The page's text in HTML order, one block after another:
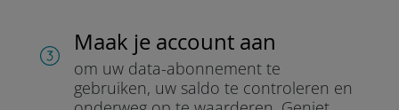
Maak je account aan
om uw data-abonnement te
gebruiken, uw saldo te controleren en